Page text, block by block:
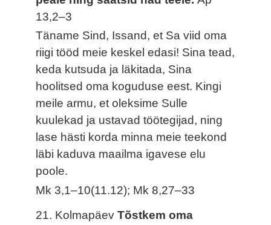
13,2–3
Täname Sind, Issand, et Sa viid oma
riigi tööd meie keskel edasi! Sina tead,
keda kutsuda ja läkitada, Sina
hoolitsed oma koguduse eest. Kingi
meile armu, et oleksime Sulle
kuulekad ja ustavad töötegijad, ning
lase hästi korda minna meie teekond
läbi kaduva maailma igavese elu
poole.
Mk 3,1–10(11.12); Mk 8,27–33
21. KolmapäevTõstkem oma